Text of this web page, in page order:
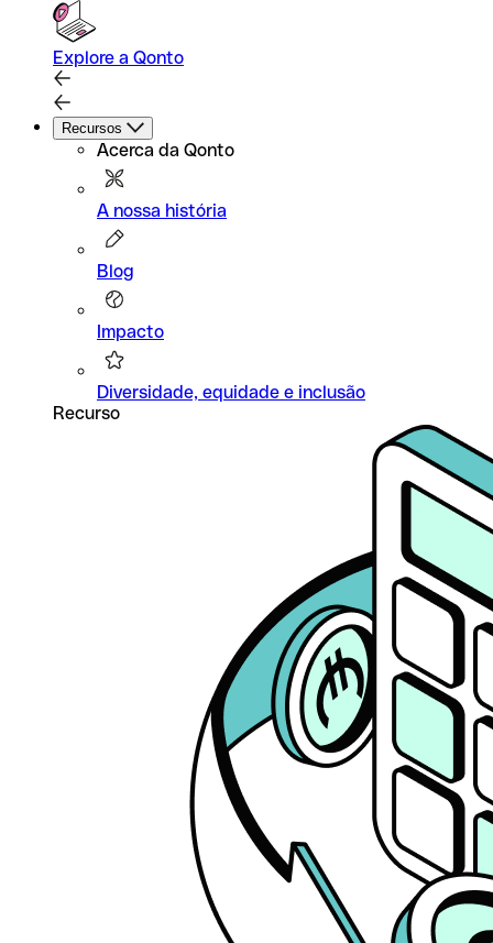
Explore a Qonto
Recursos
Acerca da Qonto
A nossa história
Blog
Impacto
Diversidade, equidade e inclusão
Recurso